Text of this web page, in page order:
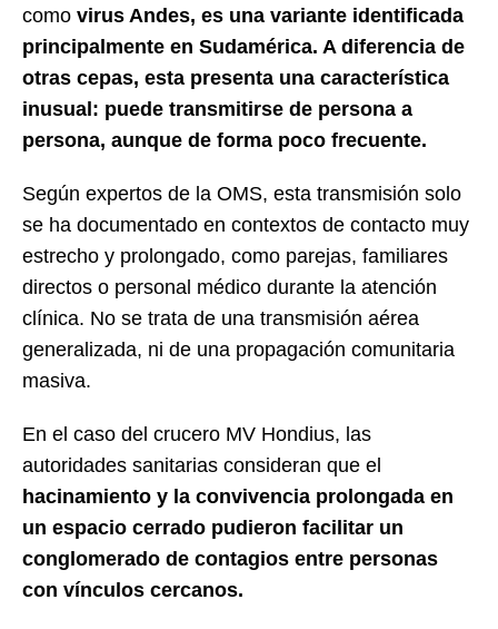
como virus Andes, es una variante identificada
principalmente en Sudamérica. A diferencia de
otras cepas, esta presenta una característica
inusual: puede transmitirse de persona a
persona, aunque de forma poco frecuente.
Según expertos de la OMS, esta transmisión solo
se ha documentado en contextos de contacto muy
estrecho y prolongado, como parejas, familiares
directos o personal médico durante la atención
clínica. No se trata de una transmisión aérea
generalizada, ni de una propagación comunitaria
masiva.
En el caso del crucero MV Hondius, las
autoridades sanitarias consideran que el
hacinamiento y la convivencia prolongada en
un espacio cerrado pudieron facilitar un
conglomerado de contagios entre personas
con vínculos cercanos.